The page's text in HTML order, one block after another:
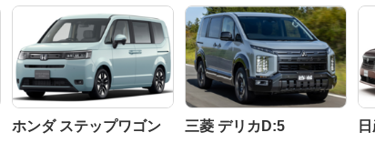
ホンダ ステップワゴン 三菱 デリカD:5